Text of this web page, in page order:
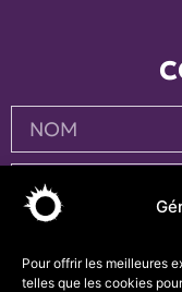
Pour offrir les meilleures
telles que les cookies